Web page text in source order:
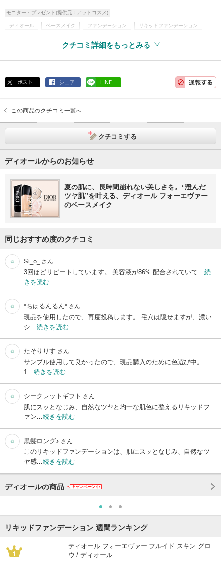
モニター・プレゼント(提供元：アットコスメ)
ディオール ベースメイク ファンデーション リキッドファンデーション
クチコミ詳細をもっとみる
ポスト シェア LINE
この商品のクチコミ一覧へ
クチコミする
ディオールからのお知らせ
夏の肌に、長時間崩れない美しさを。“澄んだ
ツヤ肌”を叶える、ディオール フォーエヴァー
のベースメイク
同じおすすめ度のクチコミ
Si_o_ さん
3回ほどリピートしています。 美容液が86% 配合されていて… 続
きを読む
*ちはるんるん* さん
現品を使用したので、再度投稿します。 毛穴は隠せますが、濃い
シ… 続きを読む
たそりりす さん
サンプル使用して良かったので、現品購入のために色選び中。
1… 続きを読む
シークレットギフト さん
肌にスッとなじみ、自然なツヤと均一な肌色に整えるリキッドフ
ァン… 続きを読む
黒髪ロング♪ さん
このリキッドファンデーションは、肌にスッとなじみ、自然なツ
ヤ感… 続きを読む
ディオールの商品
リキッドファンデーション 週間ランキング
ディオール フォーエヴァー フルイド スキン グロ
ウ / ディオール